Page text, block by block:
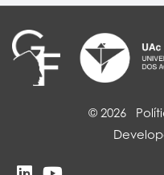
© 2026